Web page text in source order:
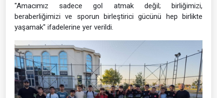
"Amacımız sadece gol atmak değil; birliğimizi,
beraberliğimizi ve sporun birleştirici gücünü hep birlikte
yaşamak" ifadelerine yer verildi.